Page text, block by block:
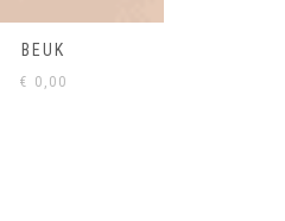
VISONE
€ 0,00